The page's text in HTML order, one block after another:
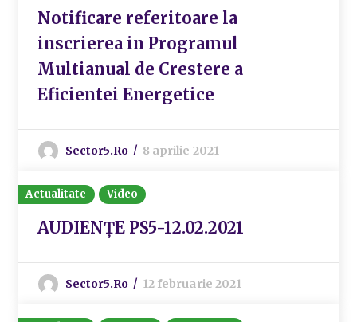
Notificare referitoare la
inscrierea in Programul
Multianual de Crestere a
Eficientei Energetice
Sector5.ro 8 aprilie 2021
Actualitate Video
AUDIENȚE PS5-12.02.2021
Sector5.ro 12 februarie 2021